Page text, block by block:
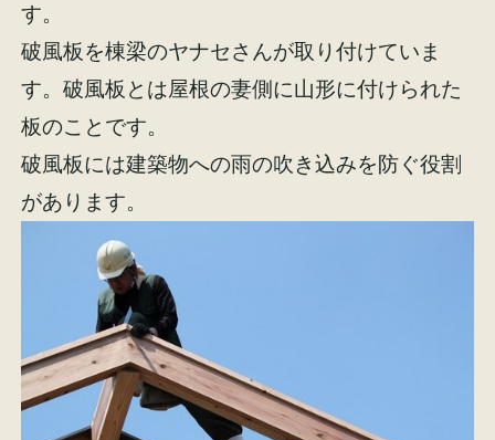
す。
破風板を棟梁のヤナセさんが取り付けていま
す。破風板とは屋根の妻側に山形に付けられた
板のことです。
破風板には建築物への雨の吹き込みを防ぐ役割
があります。
会社概要
スタッフ紹介
イベント情報